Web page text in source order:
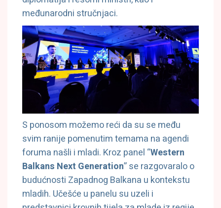
međunarodni stručnjaci.
S ponosom možemo reći da su se među
svim ranije pomenutim temama na agendi
foruma našli i mladi. Kroz panel “Western
Balkans Next Generation” se razgovaralo o
budućnosti Zapadnog Balkana u kontekstu
mladih. Učešće u panelu su uzeli i